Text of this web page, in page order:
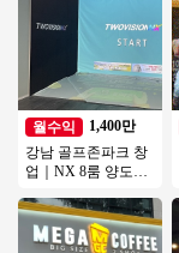
월수익
1,400만
강남 골프존파크 창
업｜NX 8룸 양도양
권리금 1억 5천